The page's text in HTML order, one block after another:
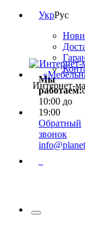
УкрРус
Мы
работаем:
10:00 до
19:00
Обратный
звонок
Интернет-